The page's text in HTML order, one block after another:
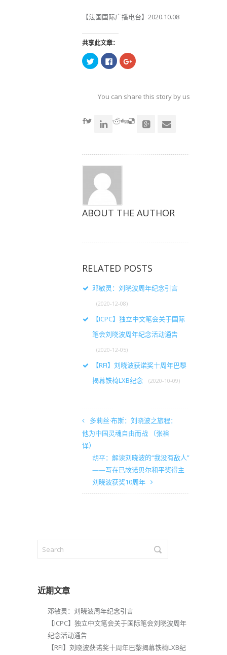
【法国国际广播电台】2020.10.08
共享此文章：
点
击
共
享
窗
口
点
击
共
享
窗
口
点
击
共
享
窗
口
You can share this story by using your
ABOUT THE AUTHOR
RELATED POSTS
邓敏灵：刘晓波周年纪念引言
(2020-12-08)
【ICPC】独立中文笔会关于国际
笔会刘晓波周年纪念活动通告
(2020-12-05)
【RFI】刘晓波获诺奖十周年巴黎
揭幕铁椅LXB纪念
(2020-10-09)
多莉丝·布斯：刘晓波之旅程：
他为中国灵魂自由而战 （张裕
译）
胡平：解读刘晓波的“我没有敌人”
——写在已故诺贝尔和平奖得主
刘晓波获奖10周年
近期文章
邓敏灵：刘晓波周年纪念引言
【ICPC】独立中文笔会关于国际笔会刘晓波周年
纪念活动通告
【RFI】刘晓波获诺奖十周年巴黎揭幕铁椅LXB纪